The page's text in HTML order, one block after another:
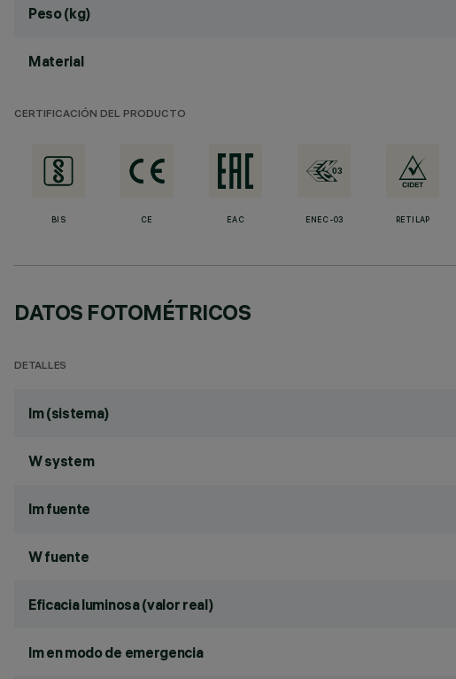
Peso (kg)
Material
CERTIFICACIÓN DEL PRODUCTO
BIS CE EAC ENEC-03 RETILAP
DATOS FOTOMÉTRICOS
DETALLES
lm (sistema)
W system
lm fuente
W fuente
Eficacia luminosa (valor real)
lm en modo de emergencia